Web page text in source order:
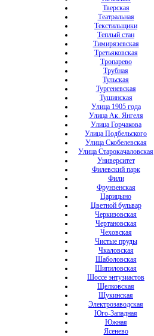
Тверская
Театральная
Текстильщики
Теплый стан
Тимирязевская
Третьяковская
Тропарево
Трубная
Тульская
Тургеневская
Тушинская
Улица 1905 года
Улица Ак. Янгеля
Улица Горчакова
Улица Подбельского
Улица Скобелевская
Улица Старокачаловская
Университет
Филевский парк
Фили
Фрунзенская
Царицыно
Цветной бульвар
Черкизовская
Чертановская
Чеховская
Чистые пруды
Чкаловская
Шаболовская
Шипиловская
Шоссе энтузиастов
Щелковская
Щукинская
Электрозаводская
Юго-Западная
Южная
Ясенево